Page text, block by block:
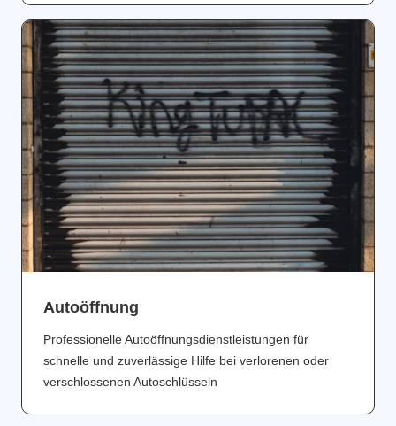
Аutoöffnung
Professionelle Autoöffnungsdienstleistungen für
schnelle und zuverlässige Hilfe bei verlorenen oder
verschlossenen Autoschlüsseln